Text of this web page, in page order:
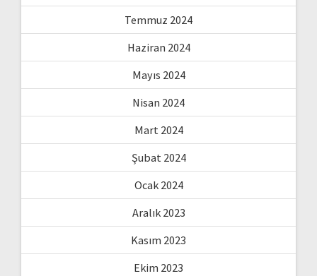
Temmuz 2024
Haziran 2024
Mayıs 2024
Nisan 2024
Mart 2024
Şubat 2024
Ocak 2024
Aralık 2023
Kasım 2023
Ekim 2023